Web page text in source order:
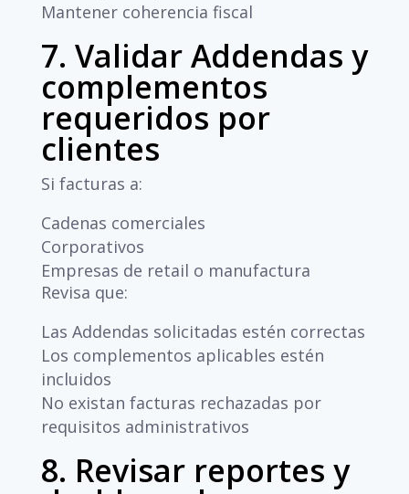
Mantener coherencia fiscal
7. Validar Addendas y
complementos
requeridos por
clientes
Si facturas a:
Cadenas comerciales
Corporativos
Empresas de retail o manufactura
Revisa que:
Las Addendas solicitadas estén correctas
Los complementos aplicables estén
incluidos
No existan facturas rechazadas por
requisitos administrativos
8. Revisar reportes y